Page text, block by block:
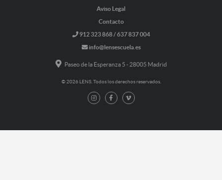
Aviso Legal
Contacto
912 323 868 / 637 837 004
info@lensescuela.es
Paseo de la Esperanza 5 - 28005 Madrid
© 2026 LENS. Todos los derechos reservados.